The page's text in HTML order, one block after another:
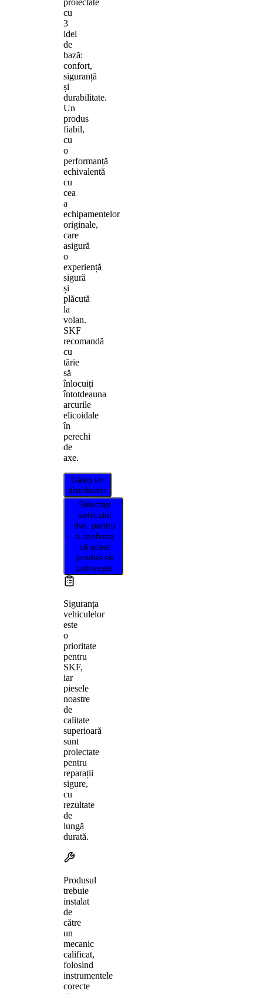
cu
3
idei
de
bază:
confort,
siguranță
și
durabilitate.
Un
produs
fiabil,
cu
o
performanță
echivalentă
cu
cea
a
echipamentelor
originale,
care
asigură
o
experiență
sigură
și
plăcută
la
volan.
SKF
recomandă
cu
tărie
să
înlocuiți
întotdeauna
arcurile
elicoidale
în
perechi
de
axe.
Găsiți un
distribuitor
Selectați
vehiculul
dvs. pentru
a confirma
că acest
produs se
potrivește
Siguranța
vehiculelor
este
o
prioritate
pentru
SKF,
iar
piesele
noastre
de
calitate
superioară
sunt
proiectate
pentru
reparații
sigure,
cu
rezultate
de
lungă
durată.
Produsul
trebuie
instalat
de
către
un
mecanic
calificat,
folosind
instrumentele
corecte